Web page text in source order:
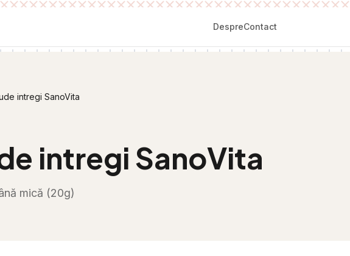
DespreContact
intregi SanoVita
intregi SanoVita
mică (20g)